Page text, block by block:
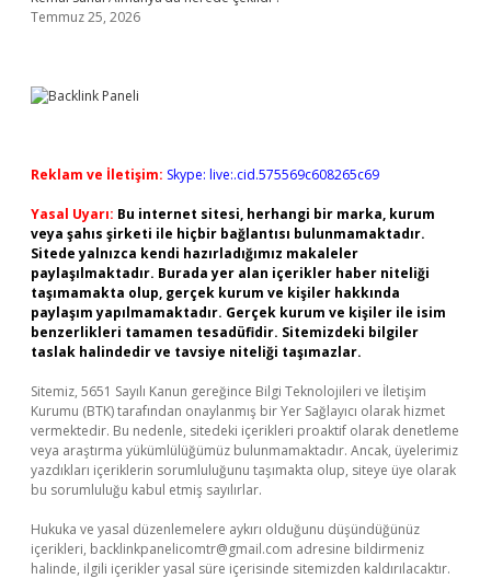
Temmuz 25, 2026
Reklam ve İletişim: Skype: live:.cid.575569c608265c69
Yasal Uyarı: Bu internet sitesi, herhangi bir marka, kurum
veya şahıs şirketi ile hiçbir bağlantısı bulunmamaktadır.
Sitede yalnızca kendi hazırladığımız makaleler
paylaşılmaktadır. Burada yer alan içerikler haber niteliği
taşımamakta olup, gerçek kurum ve kişiler hakkında
paylaşım yapılmamaktadır. Gerçek kurum ve kişiler ile isim
benzerlikleri tamamen tesadüfidir. Sitemizdeki bilgiler
taslak halindedir ve tavsiye niteliği taşımazlar.
Sitemiz, 5651 Sayılı Kanun gereğince Bilgi Teknolojileri ve İletişim
Kurumu (BTK) tarafından onaylanmış bir Yer Sağlayıcı olarak hizmet
vermektedir. Bu nedenle, sitedeki içerikleri proaktif olarak denetleme
veya araştırma yükümlülüğümüz bulunmamaktadır. Ancak, üyelerimiz
yazdıkları içeriklerin sorumluluğunu taşımakta olup, siteye üye olarak
bu sorumluluğu kabul etmiş sayılırlar.
Hukuka ve yasal düzenlemelere aykırı olduğunu düşündüğünüz
içerikleri, backlinkpanelicomtr@gmail.com adresine bildirmeniz
halinde, ilgili içerikler yasal süre içerisinde sitemizden kaldırılacaktır.